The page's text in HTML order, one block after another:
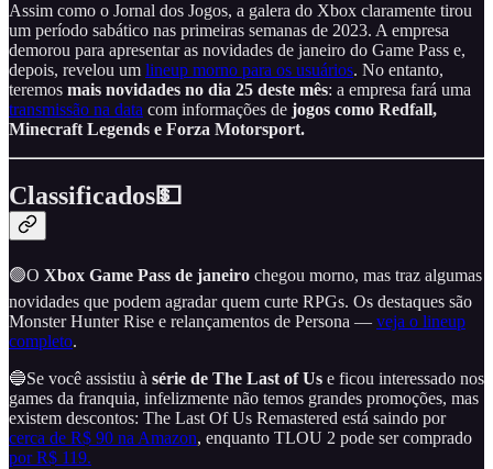
Assim como o Jornal dos Jogos, a galera do Xbox claramente tirou
um período sabático nas primeiras semanas de 2023. A empresa
demorou para apresentar as novidades de janeiro do Game Pass e,
depois, revelou um lineup morno para os usuários. No entanto,
teremos mais novidades no dia 25 deste mês: a empresa fará uma
transmissão na data com informações de jogos como Redfall,
Minecraft Legends e Forza Motorsport.
Classificados💵
🟢O Xbox Game Pass de janeiro chegou morno, mas traz algumas
novidades que podem agradar quem curte RPGs. Os destaques são
Monster Hunter Rise e relançamentos de Persona — veja o lineup
completo.
🔵Se você assistiu à série de The Last of Us e ficou interessado nos
games da franquia, infelizmente não temos grandes promoções, mas
existem descontos: The Last Of Us Remastered está saindo por
cerca de R$ 90 na Amazon, enquanto TLOU 2 pode ser comprado
por R$ 119.